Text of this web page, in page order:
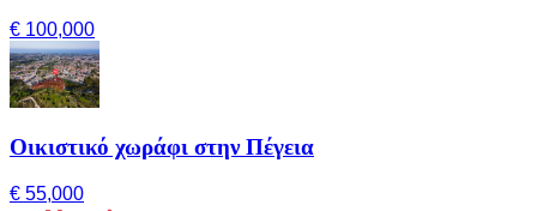
€ 100,000
Οικιστικό χωράφι στην Πέγεια
€ 55,000